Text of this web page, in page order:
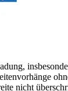
nicht